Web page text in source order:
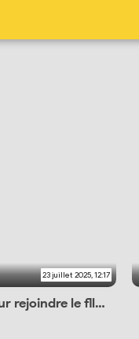
23 juillet 2025, 12:17
Naomi Ackie en négociations pour rejoindre le fllm DC Studios